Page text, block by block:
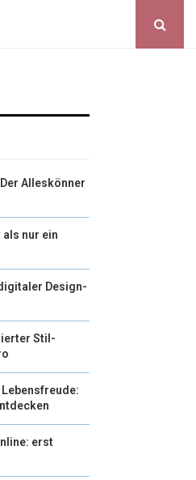
Alleskönner
nur ein
Design-
Stil-
erst